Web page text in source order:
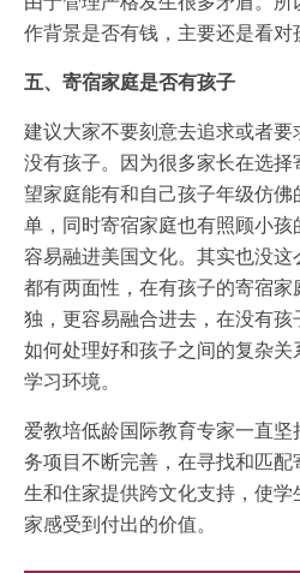
作背景是否有钱，主要还是看对
五、寄宿家庭是否有孩子
建议大家不要刻意去追求或者
没有孩子。因为很多家长在选
望家庭能有和自己孩子年级仿佛
单，同时寄宿家庭也有照顾小
容易融进美国文化。其实也没
都有两面性，在有孩子的寄宿家
独，更容易融合进去，在没有
如何处理好和孩子之间的复杂
学习环境。
爱教培低龄国际教育专家一直
务项目不断完善，在寻找和匹
生和住家提供跨文化支持，使
家感受到付出的价值。